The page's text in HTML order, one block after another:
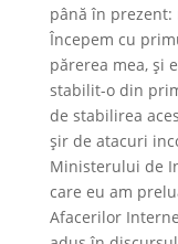
până în
Începem cu
părerea mea, și
stabilit-o din
de stabilirea
șir de atacuri
Ministerului de
care eu am
Afacerilor